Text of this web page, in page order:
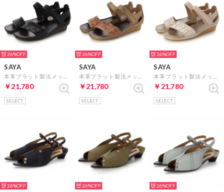
26%
SAYA
￥21,780
SELECT
26%
SAYA
￥21,780
SELECT
26%
SAYA
￥21,780
SELECT
26% 26% 26%